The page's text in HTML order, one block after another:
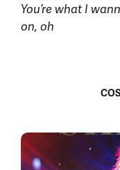
You’re what I
on, oh